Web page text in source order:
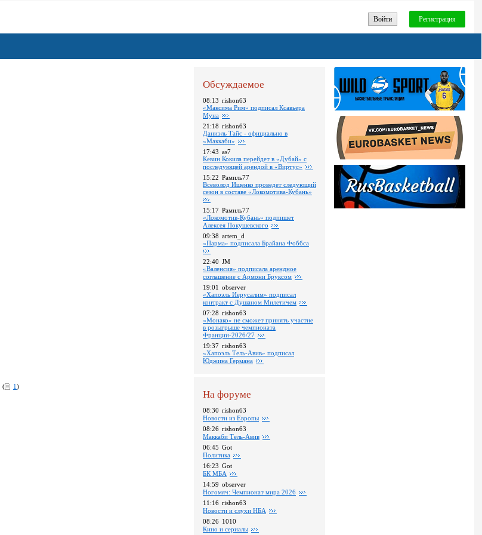
Войти Регистрация
( 1)
Обсуждаемое
08:13 rishon63
«Максима Рим» подписал Ксавьера
Муна
21:18 rishon63
Даниэль Тайс - официально в
«Маккаби»
17:43 as7
Кевин Кокила перейдет в «Дубай» с
последующей арендой в «Виртус»
15:22 Рамиль77
Всеволод Ищенко проведет следующий
сезон в составе «Локомотива-Кубань»
15:17 Рамиль77
«Локомотив-Кубань» подпишет
Алексея Покушевского
09:38 artem_d
«Парма» подписала Брайана Фоббса
22:40 JM
«Валенсия» подписала арендное
соглашение с Армони Бруксом
19:01 observer
«Хапоэль Иерусалим» подписал
контракт с Душаном Милетичем
07:28 rishon63
«Монако» не сможет принять участие
в розыгрыше чемпионата
Франции-2026/27
19:37 rishon63
«Хапоэль Тель-Авив» подписал
Юджина Германа
На форуме
08:30 rishon63
Новости из Европы
08:26 rishon63
Маккаби Тель-Авив
06:45 Got
Политика
16:23 Got
БК МБА
14:59 observer
Ногомяч: Чемпионат мира 2026
11:16 rishon63
Новости и слухи НБА
08:26 1010
Кино и сериалы